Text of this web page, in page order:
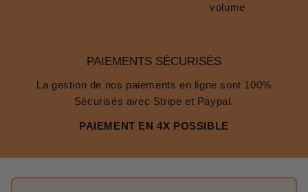
volume
PAIEMENTS SÉCURISÉS
La gestion de nos paiements en ligne sont 100%
Sécurisés avec Stripe et Paypal.
PAIEMENT EN 4X POSSIBLE